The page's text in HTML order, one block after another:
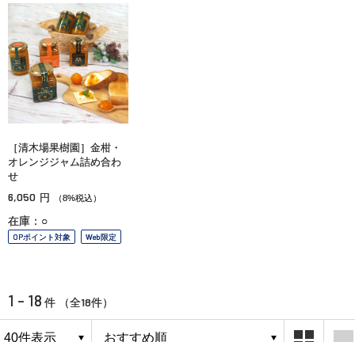
［清木場果樹園］金柑・
オレンジジャム詰め合わ
せ
6,050 円 （8%税込）
在庫：○
OPポイント対象 Web限定
1 - 18 件 （全18件）